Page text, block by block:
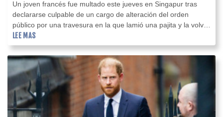
Un joven francés fue multado este jueves en Singapur tras
declararse culpable de un cargo de alteración del orden
público por una travesura en la que lamió una pajita y la volvió
a colocar en el dispensador de una máquina de jugos de la
ciudad-estado.
LEE MAS